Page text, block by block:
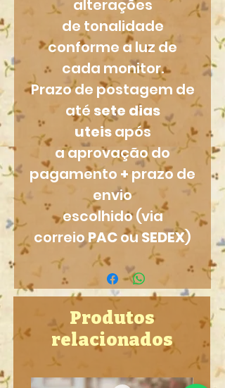
alterações
de tonalidade
conforme a luz de
cada monitor.
Prazo de postagem de
até sete dias
uteisapós
a aprovação do
pagamento + prazo de
envio
escolhido (via
correioPACouSEDEX)
Produtos
relacionados